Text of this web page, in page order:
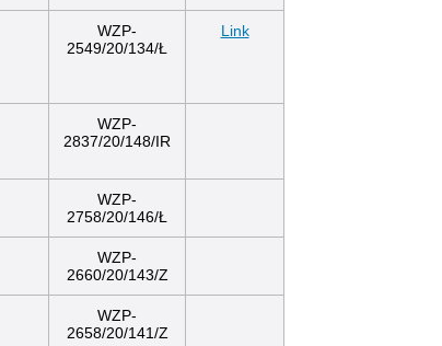
WZP-
2549/20/134/Ł
Link
WZP-
2837/20/148/IR
WZP-
2758/20/146/Ł
WZP-
2660/20/143/Z
WZP-
2658/20/141/Z